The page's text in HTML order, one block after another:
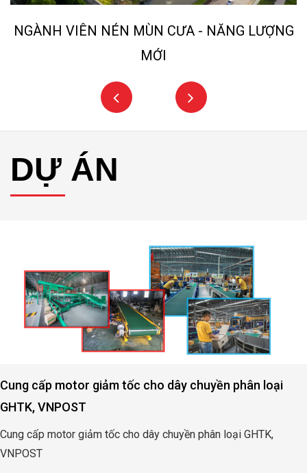
NGÀNH VIÊN NÉN MÙN CƯA - NĂNG LƯỢNG
MỚI
DỰ ÁN
Cung cấp motor giảm tốc cho dây chuyền phân loại
GHTK, VNPOST
Cung cấp motor giảm tốc cho dây chuyền phân loại GHTK,
VNPOST